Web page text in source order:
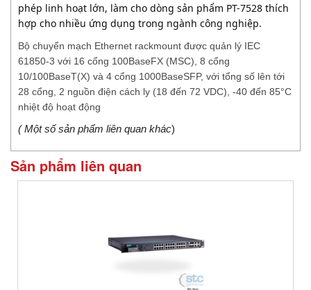
phép linh hoạt lớn, làm cho dòng sản phẩm PT-7528 thích
hợp cho nhiều ứng dụng trong ngành công nghiệp.
Bộ chuyển mạch Ethernet rackmount được quản lý IEC
61850-3 với 16 cổng 100BaseFX (MSC), 8 cổng
10/100BaseT(X) và 4 cổng 1000BaseSFP, với tổng số lên tới
28 cổng, 2 nguồn điện cách ly (18 đến 72 VDC), -40 đến 85°C
nhiệt độ hoạt động
( Một số sản phẩm liên quan khác)
Sản phẩm liên quan